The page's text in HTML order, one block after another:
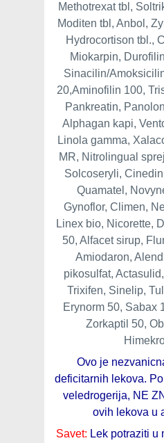
Methotrexat tbl,
Moditen tbl, Anbol,
Hydrocortison tbl.,
Miokarpin,
Sinacilin/
20,Aminofilin 100,
Pankreatin,
Alphagan kapi,
Linola gamma,
MR, Nitrolingual
Solcoseryli,
Quamatel,
Gynoflor, Climen,
Linex bio, Nicorette,
50, Alfacet sirup,
Amiodaron,
pikosulfat,
Trixifen, Sinelip,
Erynorm 50, Sabax
Zorkaptil 50,
Ovo je
deficitarnih lekova.
veledrogerija, NE
ovih lekova u
Savet: Lek potraziti u